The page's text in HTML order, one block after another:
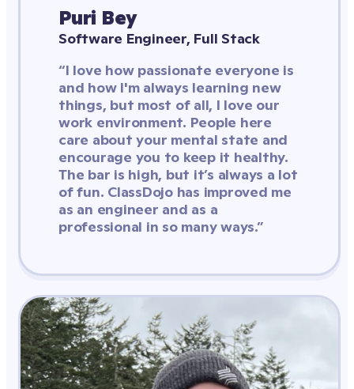
Puri Bey
Software Engineer, Full Stack
“I love how passionate everyone is
and how I'm always learning new
things, but most of all, I love our
work environment. People here
care about your mental state and
encourage you to keep it healthy.
The bar is high, but it’s always a lot
of fun. ClassDojo has improved me
as an engineer and as a
professional in so many ways.”